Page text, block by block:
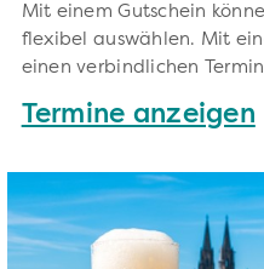
Mit einem Gutschein
flexibel auswählen. Mit
einen verbindlichen
Termine anzeigen